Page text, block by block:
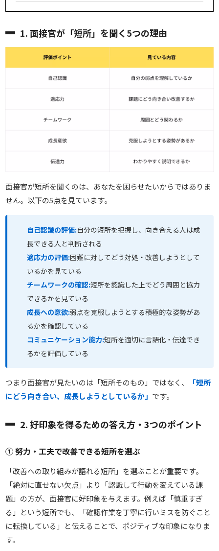
1. 面接官が「短所」を聞く5つの理由
面接官が短所を聞くのは、あなたを困らせたいからではありま
せん。以下の5点を見ています。
自己認識の評価:自分の短所を把握し、向き合える人は成
長できる人と判断される
適応力の評価:困難に対してどう対処・改善しようとして
いるかを見ている
チームワークの確認:短所を認識した上でどう周囲と協力
できるかを見ている
成長への意欲:弱点を克服しようとする積極的な姿勢があ
るかを確認している
コミュニケーション能力:短所を適切に言語化・伝達でき
るかを評価している
つまり面接官が見たいのは「短所そのもの」ではなく、
「短所
にどう向き合い、成長しようとしているか」 です。
2. 好印象を得るための答え方・3つのポイント
① 努力・工夫で改善できる短所を選ぶ
「改善への取り組みが語れる短所」を選ぶことが重要です。
「絶対に直せない欠点」より「認識して行動を変えている課
題」の方が、面接官に好印象を与えます。例えば「慎重すぎ
る」という短所でも、「確認作業を丁寧に行いミスを防ぐこと
に転換している」と伝えることで、ポジティブな印象になりま
す。